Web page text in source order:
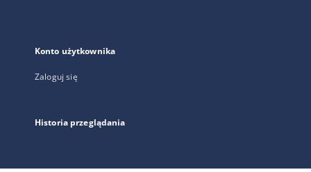
Konto użytkownika
Zaloguj się
Historia przeglądania